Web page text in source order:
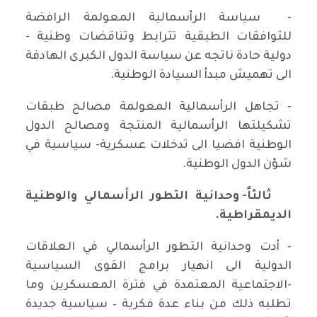
- سياسة الرأسمالية المعولمة الرافضة
للتوافقات الطبقية تترابط وتناقضات وطنية -
دولية حادة ناتجه عن سياسة الدول الكبرى الهادفة
الى تهميش مبدأ السيادة الوطنية.
- تجاهل الرأسمالية المعولمة مصالح طبقات
تشكيلتها الرأسمالية المنتجة ومصالح الدول
الوطنية افضيا الى تدخلات عسكرية- سياسية في
شؤن الدول الوطنية.
ثالثاً- وحدانية التطور الرأسمالي والوطنية
الديمقراطية.
- أدت وحدانية التطور الرأسمالي في العلاقات
الدولية الى انهيار برامج القوى السياسية
-الاجتماعية المعتمدة في فترة المعسكرين وما
تطلبه ذلك من بناء عدة فكرية – سياسية جديدة